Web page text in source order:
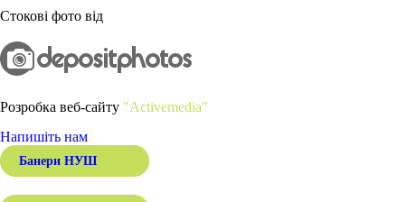
Стокові фото від
Розробка веб-сайту "Activemedia"
Напишіть нам
Банери НУШ